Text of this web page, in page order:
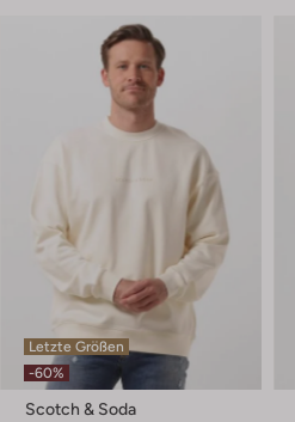
Letzte Größen
-60%
Scotch & Soda